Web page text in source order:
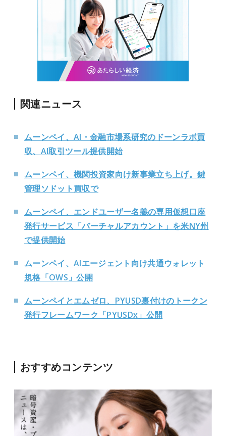
関連ニュース
ムーンペイ、AI・金融市場系研究のドーンラボ買
収、AI取引ツール提供開始
ムーンペイ、機関投資家向け新事業立ち上げ。鍵
管理ソドット買収で
ムーンペイ、エンドユーザー名義の専用仮想口座
発行サービス「バーチャルアカウント」を米NY州
で提供開始
ムーンペイ、AIエージェント向け共通ウォレット
規格「OWS」公開
ムーンペイとエムゼロ、PYUSD裏付けのトークン
発行フレームワーク「PYUSDx」公開
おすすめコンテンツ